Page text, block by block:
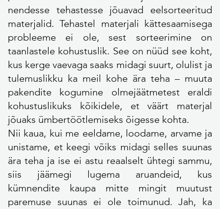
nendesse tehastesse jõuavad eelsorteeritud
materjalid. Tehastel materjali kättesaamisega
probleeme ei ole, sest sorteerimine on
taanlastele kohustuslik. See on nüüd see koht,
kus kerge vaevaga saaks midagi suurt, olulist ja
tulemuslikku ka meil kohe ära teha – muuta
pakendite kogumine olmejäätmetest eraldi
kohustuslikuks kõikidele, et väärt materjal
jõuaks ümbertöötlemiseks õigesse kohta.
Nii kaua, kui me eeldame, loodame, arvame ja
unistame, et keegi võiks midagi selles suunas
ära teha ja ise ei astu reaalselt ühtegi sammu,
siis jäämegi lugema aruandeid, kus
kümnendite kaupa mitte mingit muutust
paremuse suunas ei ole toimunud. Jah, ka